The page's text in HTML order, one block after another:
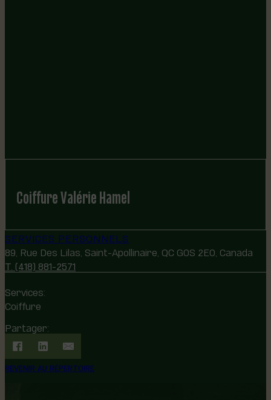
Coiffure Valérie Hamel
SERVICES PERSONNELS
89, Rue Des Lilas, Saint-Apollinaire, QC G0S 2E0, Canada
T. (418) 881-2571
Services:
Coiffure
Partager:
REVENIR AU RÉPERTOIRE